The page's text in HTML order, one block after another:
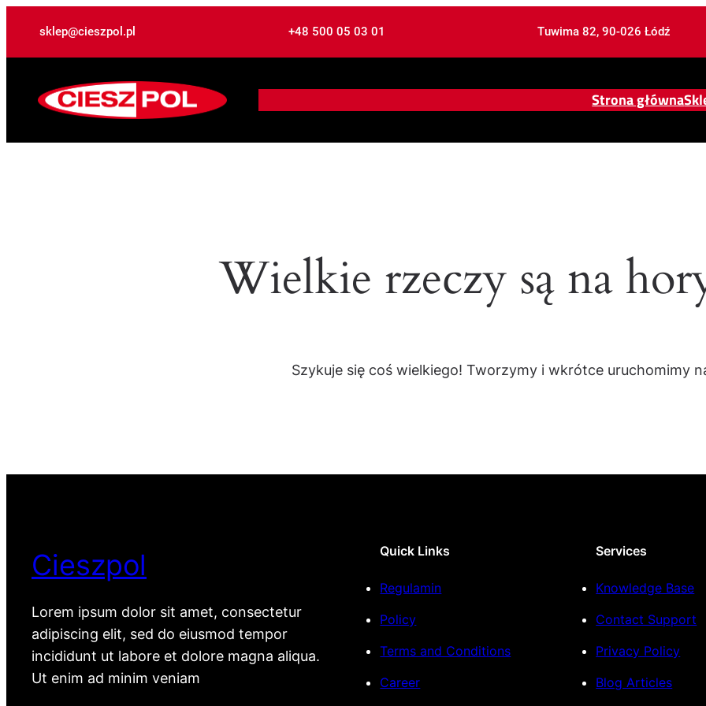
sklep@cieszpol.pl +48 500 05 03 01 Tuwima 82, 90-026 Łódź
Strona główna
Wielkie rzeczy są na
Szykuje się coś wielkiego! Tworzymy i wkrótce uruchomimy
Cieszpol
Lorem ipsum dolor sit amet, consectetur
adipiscing elit, sed do eiusmod tempor
incididunt ut labore et dolore magna aliqua.
Ut enim ad minim veniam
Quick Links
Regulamin
Policy
Terms and Conditions
Career
Services
Knowledge Base
Contact Support
Privacy Policy
Blog Articles